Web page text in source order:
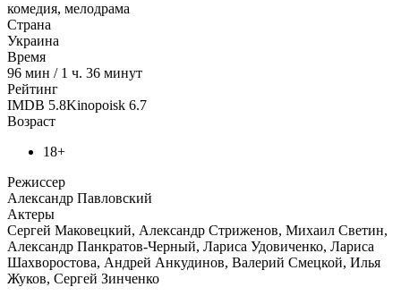
комедия, мелодрама
Страна
Украина
Время
96 мин / 1 ч. 36 минут
Рейтинг
IMDB 5.8Kinopoisk 6.7
Возраст
18+
Режиссер
Александр Павловский
Актеры
Сергей Маковецкий, Александр Стриженов, Михаил Светин,
Александр Панкратов-Черный, Лариса Удовиченко, Лариса
Шахворостова, Андрей Анкудинов, Валерий Смецкой, Илья
Жуков, Сергей Зинченко